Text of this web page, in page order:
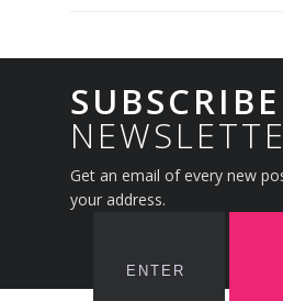
SUBSCRIBE
Get an email of every new
your address.